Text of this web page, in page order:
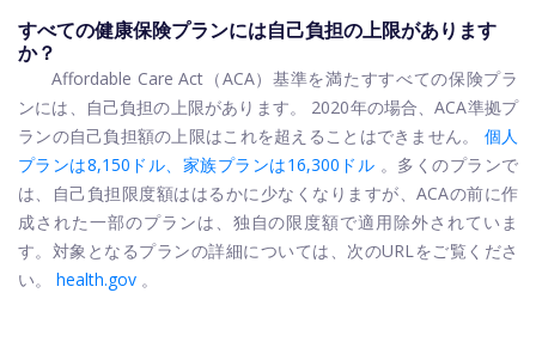
すべての健康保険プランには自己負担の上限があります
か？
Affordable Care Act（ACA）基準を満たすすべての保険プラ
ンには、自己負担の上限があります。 2020年の場合、ACA準拠プ
ランの自己負担額の上限はこれを超えることはできません。
個人
プランは8,150ドル、家族プランは16,300ドル 。多くのプランで
は、自己負担限度額ははるかに少なくなりますが、ACAの前に作
成された一部のプランは、独自の限度額で適用除外されていま
す。対象となるプランの詳細については、次のURLをご覧くださ
い。
health.gov 。